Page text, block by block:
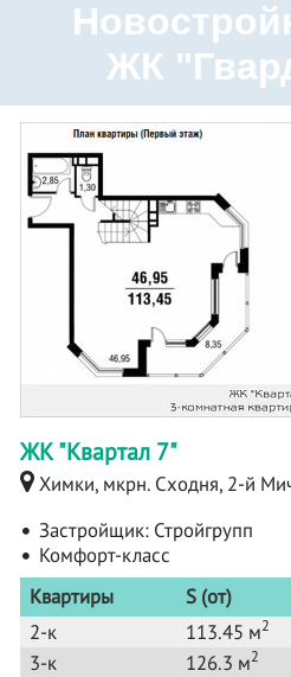
ЖК
ЖК "Квартал 7"
Химки, мкрн. Сходня, 2-й
Застройщик: Стройгрупп
Комфорт-класс
Квартиры
S (от)
2-к
113.45 м2
3-к 126.3 м2